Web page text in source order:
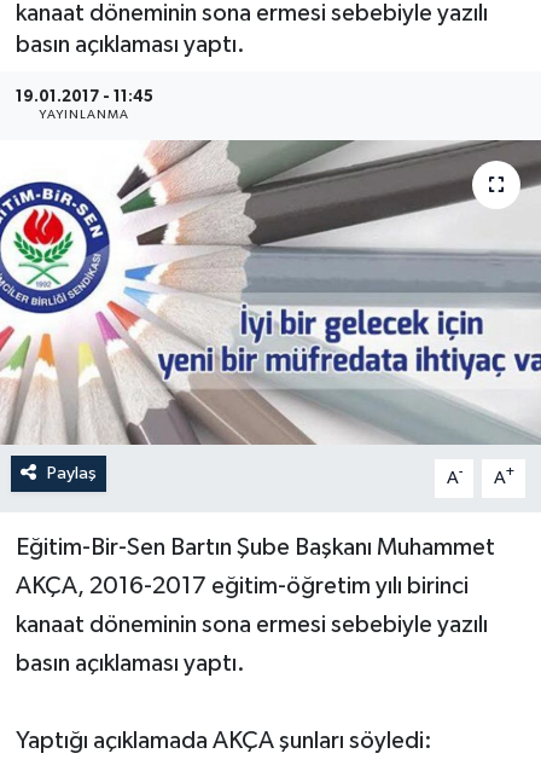
kanaat döneminin sona ermesi sebebiyle yazılı
basın açıklaması yaptı.
19.01.2017 - 11:45
YAYINLANMA
Paylaş A- A+
Eğitim-Bir-Sen Bartın Şube Başkanı Muhammet
AKÇA, 2016-2017 eğitim-öğretim yılı birinci
kanaat döneminin sona ermesi sebebiyle yazılı
basın açıklaması yaptı.
Yaptığı açıklamada AKÇA şunları söyledi:
Sağlık
Sinema
Sivil Toplum
Siyaset
Spor
Tarım
Turizm
Yaşam
DÜNYA
YEREL